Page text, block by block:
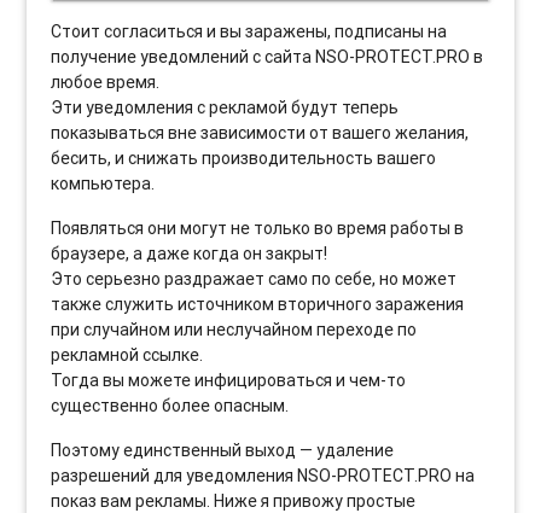
Стоит согласиться и вы заражены, подписаны на
получение уведомлений с сайта NSO-PROTECT.PRO в
любое время.
Эти уведомления с рекламой будут теперь
показываться вне зависимости от вашего желания,
бесить, и снижать производительность вашего
компьютера.
Появляться они могут не только во время работы в
браузере, а даже когда он закрыт!
Это серьезно раздражает само по себе, но может
также служить источником вторичного заражения
при случайном или неслучайном переходе по
рекламной ссылке.
Тогда вы можете инфицироваться и чем-то
существенно более опасным.
Поэтому единственный выход — удаление
разрешений для уведомления NSO-PROTECT.PRO на
показ вам рекламы. Ниже я привожу простые